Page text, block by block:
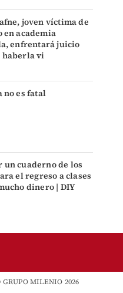
joven víctima de
academia
enfrentará juicio
haberla vi
no es fatal
un cuaderno de los
el regreso a clases
dinero | DIY
GRUPO MILENIO 2026